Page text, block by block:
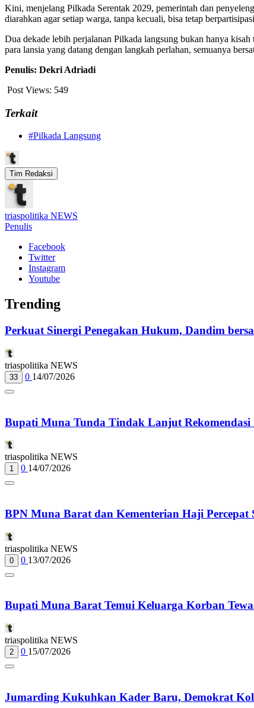
Kini, menjelang Pilkada Serentak 2029, pemerintah dan
diarahkan agar setiap warga, tanpa kecuali, bisa tetap
Dua dekade lebih perjalanan Pilkada langsung bukan hanya
para lansia yang datang dengan langkah perlahan, semuanya
Penulis: Dekri Adriadi
Post Views: 549
Terkait
#Pilkada Langsung
Tim Redaksi
triaspolitika NEWS
Penulis
Facebook
Twitter
Instagram
Youtube
Trending
Perkuat Sinergi Penegakan Hukum, Dandim
triaspolitika NEWS
33 0 14/07/2026
Bupati Muna Tunda Tindak Lanjut Rekomendasi
triaspolitika NEWS
1 0 14/07/2026
BPN Muna Barat dan Kementerian Haji Percepat
triaspolitika NEWS
0 0 13/07/2026
Bupati Muna Barat Temui Keluarga Korban
triaspolitika NEWS
2 0 15/07/2026
Jumarding Kukuhkan Kader Baru, Demokrat